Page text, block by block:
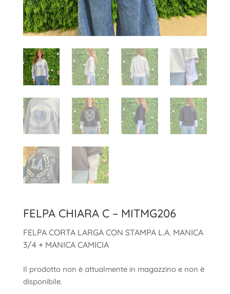
FELPA CHIARA C – MITMG206
FELPA CORTA LARGA CON STAMPA L.A. MANICA
3/4 + MANICA CAMICIA
Il prodotto non è attualmente in magazzino e non è
disponibile.